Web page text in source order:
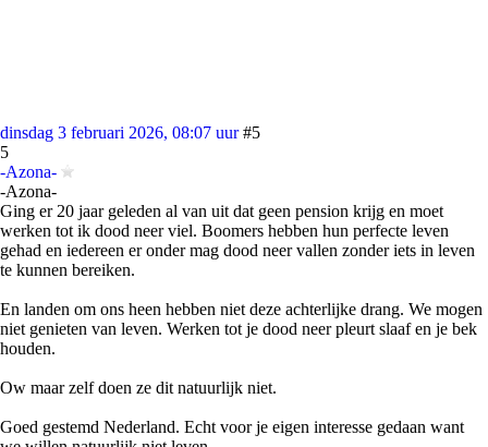
dinsdag 3 februari 2026, 08:07 uur #5
5
-Azona-
-Azona-
Ging er 20 jaar geleden al van uit dat geen pension krijg en moet
werken tot ik dood neer viel. Boomers hebben hun perfecte leven
gehad en iedereen er onder mag dood neer vallen zonder iets in leven
te kunnen bereiken.
En landen om ons heen hebben niet deze achterlijke drang. We mogen
niet genieten van leven. Werken tot je dood neer pleurt slaaf en je bek
houden.
Ow maar zelf doen ze dit natuurlijk niet.
Goed gestemd Nederland. Echt voor je eigen interesse gedaan want